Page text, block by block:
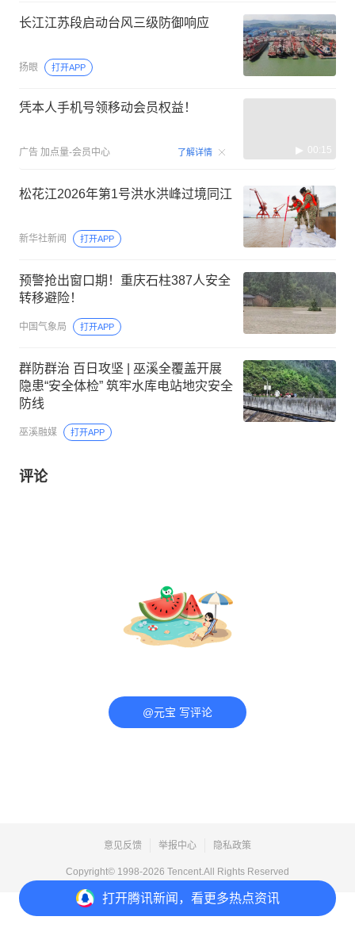
打开腾讯新闻，看更多热点资讯
长江江苏段启动台风三级防御响应
扬眼 打开APP
凭本人手机号领移动会员权益！
广告 加点量-会员中心 了解详情 00:15
松花江2026年第1号洪水洪峰过境同江
新华社新闻 打开APP
预警抢出窗口期！重庆石柱387人安全
转移避险！
中国气象局 打开APP
群防群治 百日攻坚 | 巫溪全覆盖开展
隐患“安全体检” 筑牢水库电站地灾安全
防线
巫溪融媒 打开APP
评论
@元宝 写评论
意见反馈 举报中心 隐私政策
Copyright© 1998-2026 Tencent.All Rights Reserved